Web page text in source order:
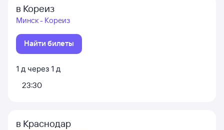
в Кореиз
Минск - Кореиз
Найти билеты
1 д через 1 д
23:30
в Краснодар